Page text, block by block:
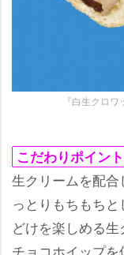
『白生クロ
こだわりポイント
生クリームを配
っとりもちもち
どけを楽しめる生
チョコホイップ